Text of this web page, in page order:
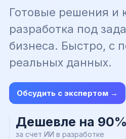
Готовые решения и
разработка под
бизнеса. Быстро, с
реальных данных.
Обсудить с экспертом →
Дешевле на 90%
за счет ИИ в разработке